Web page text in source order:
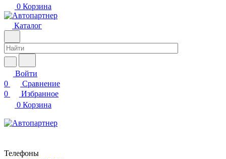
0 Корзина
Каталог
Войти
0
Сравнение
0
Избранное
0 Корзина
Телефоны